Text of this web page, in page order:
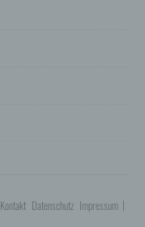
Kontakt Datenschutz Impressum
Lieferanten).
Kontaktformular
Nutzers zwecks
gehören Name